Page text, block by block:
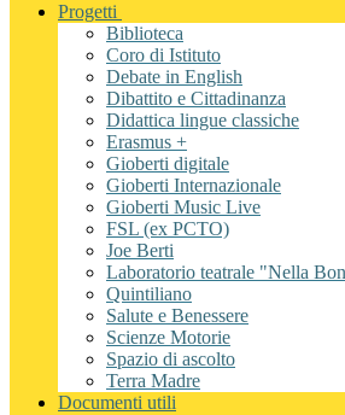
Progetti
Biblioteca
Coro di Istituto
Debate in English
Dibattito e Cittadinanza
Didattica lingue classiche
Erasmus +
Gioberti digitale
Gioberti Internazionale
Gioberti Music Live
FSL (ex PCTO)
Joe Berti
Laboratorio teatrale "Nella
Quintiliano
Salute e Benessere
Scienze Motorie
Spazio di ascolto
Terra Madre
Documenti utili